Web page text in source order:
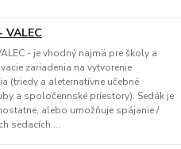
- je vhodný najmä pre školy a
zariadenia na vytvorenie
(triedy a aleternatívne učebné
a spoločennské priestory). Sedák je
alebo umožňuje spájanie /
sedacích ...